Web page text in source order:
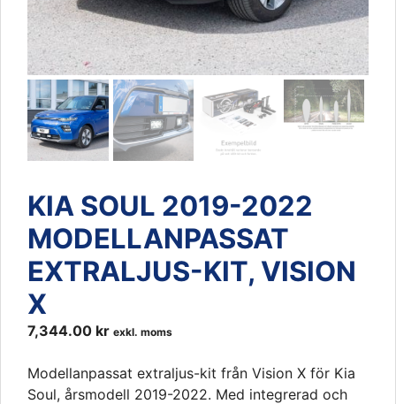
KIA SOUL 2019-2022
MODELLANPASSAT
EXTRALJUS-KIT, VISION
X
7,344.00 kr exkl. moms
Modellanpassat extraljus-kit från Vision X för Kia
Soul, årsmodell 2019-2022. Med integrerad och